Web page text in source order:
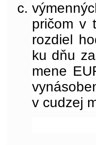
pričom v
rozdiel
ku dňu
mene
v cudzej